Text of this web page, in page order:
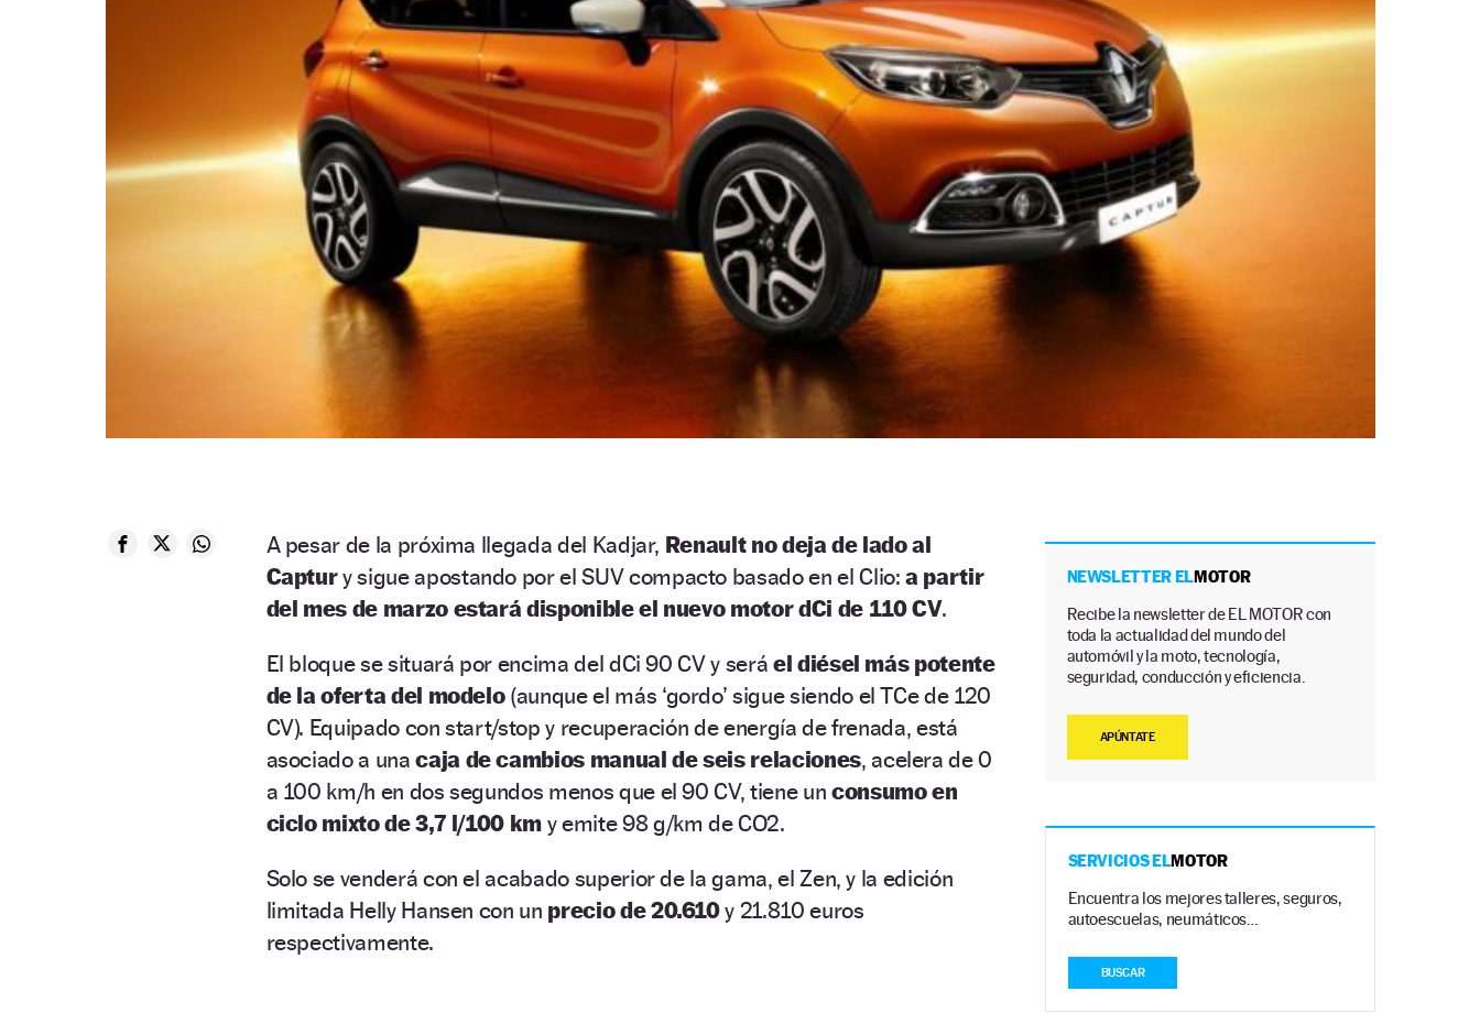
A pesar de la próxima llegada del Kadjar, Renault no deja de lado al
Captury sigue apostando por el SUV compacto basado en el Clio:a partir
del mes de marzo estará disponible el nuevo motor dCi de 110 CV.
El bloque se situará por encima del dCi 90 CV y será el diésel más potente
de la oferta del modelo(aunque el más ‘gordo’ sigue siendo el TCe de 120
CV). Equipado con start/stop y recuperación de energía de frenada, está
asociado a unacaja de cambios manual de seis relaciones, acelera de 0
a 100 km/h en dos segundos menos que el 90 CV, tiene un consumo en
ciclo mixto de 3,7 l/100 km y emite 98 g/km de CO2.
Solo se venderá con el acabado superior de la gama, el Zen, y la edición
limitada Helly Hansen con un precio de 20.610y 21.810 euros
respectivamente.
NEWSLETTER ELMOTOR
Recibe la newsletter de EL MOTOR con
toda la actualidad del mundo del
automóvil y la moto, tecnología,
seguridad, conducción y eficiencia.
APÚNTATE
SERVICIOS ELMOTOR
Encuentra los mejores talleres, seguros,
autoescuelas, neumáticos…
BUSCAR